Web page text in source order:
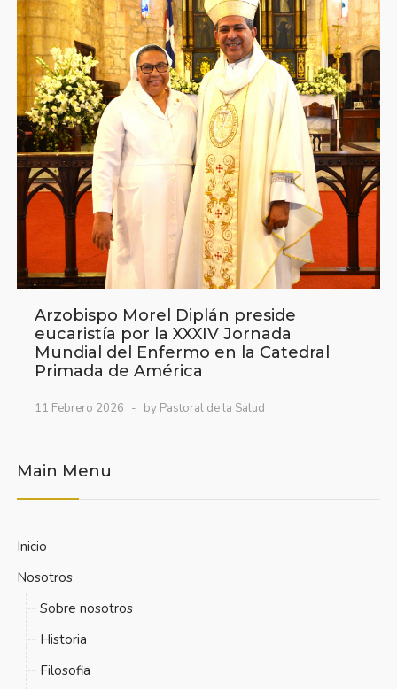
Arzobispo Morel Diplán preside
eucaristía por la XXXIV Jornada
Mundial del Enfermo en la Catedral
Primada de América
11 Febrero 2026 by Pastoral de la Salud
Main Menu
Inicio
Nosotros
Sobre nosotros
Historia
Filosofia